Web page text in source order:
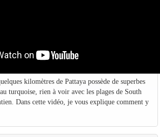
kilomètres de Pattaya possède de superbes
turquoise, rien à voir avec les plages de South
Dans cette vidéo, je vous explique comment y